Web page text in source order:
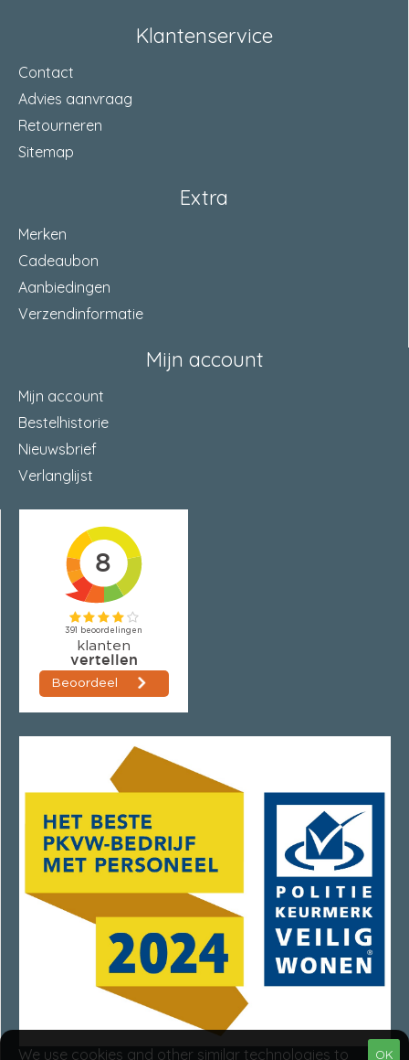
Klantenservice
Contact
Advies aanvraag
Retourneren
Sitemap
Extra
Merken
Cadeaubon
Aanbiedingen
Verzendinformatie
Mijn account
Mijn account
Bestelhistorie
Nieuwsbrief
Verlanglijst
OK
We use cookies and other similar technologies to